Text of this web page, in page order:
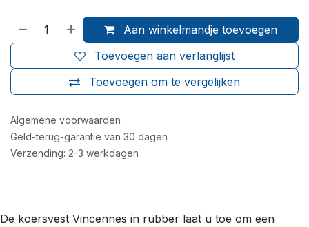
Aan winkelmandje toevoegen
Toevoegen om te vergelijken
Toevoegen aan verlanglijst
Algemene voorwaarden
Geld-terug-garantie van 30 dagen
Verzending: 2-3 werkdagen
De koersvest Vincennes in rubber laat u toe om een